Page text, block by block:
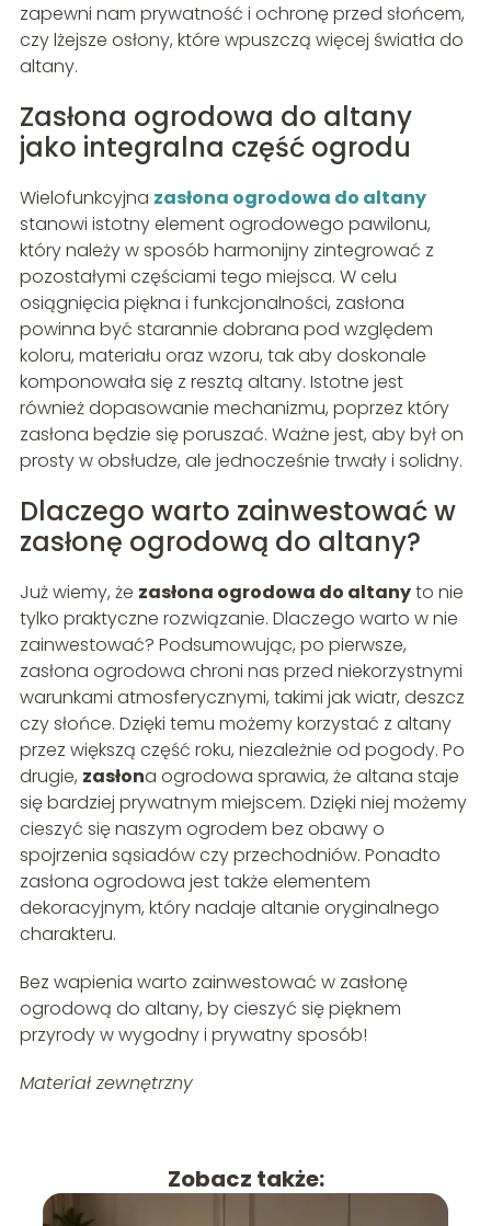
zapewni nam prywatność i ochronę przed słońcem,
czy lżejsze osłony, które wpuszczą więcej światła do
altany.
Zasłona ogrodowa do altany
jako integralna część ogrodu
Wielofunkcyjna zasłona ogrodowa do altany
stanowi istotny element ogrodowego pawilonu,
który należy w sposób harmonijny zintegrować z
pozostałymi częściami tego miejsca. W celu
osiągnięcia piękna i funkcjonalności, zasłona
powinna być starannie dobrana pod względem
koloru, materiału oraz wzoru, tak aby doskonale
komponowała się z resztą altany. Istotne jest
również dopasowanie mechanizmu, poprzez który
zasłona będzie się poruszać. Ważne jest, aby był on
prosty w obsłudze, ale jednocześnie trwały i solidny.
Dlaczego warto zainwestować w
zasłonę ogrodową do altany?
Już wiemy, że zasłona ogrodowa do altanyto nie
tylko praktyczne rozwiązanie. Dlaczego warto w nie
zainwestować? Podsumowując, po pierwsze,
zasłona ogrodowa chroni nas przed niekorzystnymi
warunkami atmosferycznymi, takimi jak wiatr, deszcz
czy słońce. Dzięki temu możemy korzystać z altany
przez większą część roku, niezależnie od pogody. Po
drugie, zasłona ogrodowa sprawia, że altana staje
się bardziej prywatnym miejscem. Dzięki niej możemy
cieszyć się naszym ogrodem bez obawy o
spojrzenia sąsiadów czy przechodniów. Ponadto
zasłona ogrodowa jest także elementem
dekoracyjnym, który nadaje altanie oryginalnego
charakteru.
Bez wapienia warto zainwestować w zasłonę
ogrodową do altany, by cieszyć się pięknem
przyrody w wygodny i prywatny sposób!
Materiał zewnętrzny
Zobacz także: